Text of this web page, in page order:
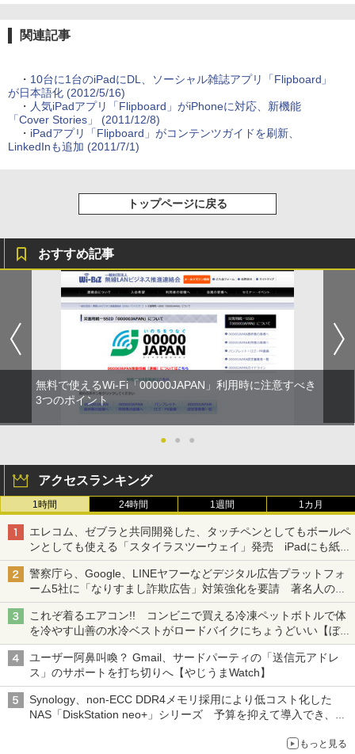
関連記事
・ 10台に1台のiPadにDL、ソーシャル雑誌アプリ「Flipboard」
が日本語化 (2012/5/16)
・ 人気iPadアプリ「Flipboard」がiPhoneに対応、新機能
「Cover Stories」 (2011/12/8)
・ iPadアプリ「Flipboard」がコンテンツガイドを刷新、
LinkedInも追加 (2011/7/1)
トップページに戻る
おすすめ記事
無料で使えるWi-Fi「00000JAPAN」利用時に注意すべき
3つのポイント
● ● ●
アクセスランキング
1時間 24時間 1週間 1カ月
エレコム、ゼブラと共同開発した、タッチペンとしてもボールペ
ンとしても使える「スタイラスツーウェイ」発売 iPadにも紙に
も、持ち替えずに書き込める
警察庁ら、Google、LINEヤフーなどデジタル広告プラットフォ
ーム5社に「なりすまし詐欺広告」対策強化を要請 著名人の写
真や映像を使った投資詐欺などへの対策として
これぞ着るエアコン!! コンビニで買える冷凍ペットボトルで体
を冷やす山善の水冷ベストがロードバイクにちょうどいい【ぼっ
ち・ざ・ろーど！その14】【空いた時間でなにしてる？】
ユーザー阿鼻叫喚？ Gmail、サードパーティの「送信元アドレ
ス」のサポートを打ち切りへ【やじうまWatch】
Synology、non-ECC DDR4メモリ採用により低コスト化した
NAS「DiskStation neo+」シリーズ 予算を抑えて導入でき、
もっと見る